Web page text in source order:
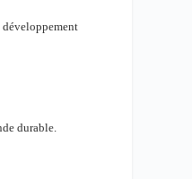
durable.